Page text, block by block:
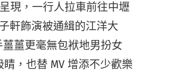
現，一行人拉車前往中壢
軒飾演被通緝的江洋大
薑更毫無包袱地男扮女
，也替 MV 增添不少歡樂